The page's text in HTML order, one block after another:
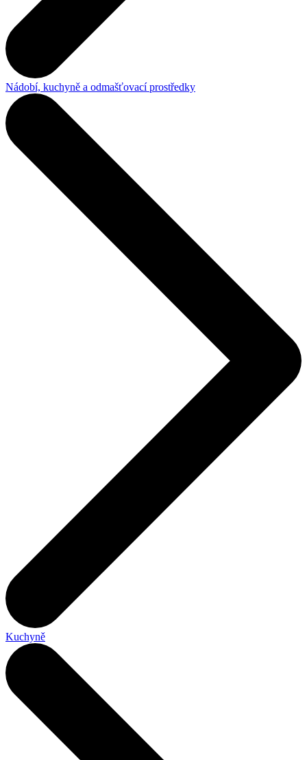
Nádobí, kuchyně a odmašťovací prostředky
Kuchyně